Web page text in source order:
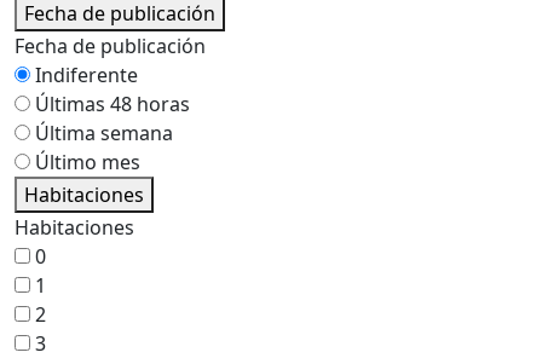
Fecha de publicación
Fecha de publicación
Indiferente
Últimas 48 horas
Última semana
Último mes
Habitaciones
Habitaciones
0
1
2
3